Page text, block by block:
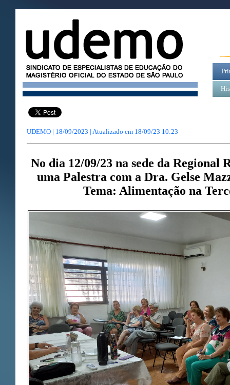
UDEMO | 18/09/2023 | Atualizado em 18/09/23 10:23
No dia 12/09/23 na sede da Regional
uma Palestra com a Dra. Gelse
Tema: Alimentação na